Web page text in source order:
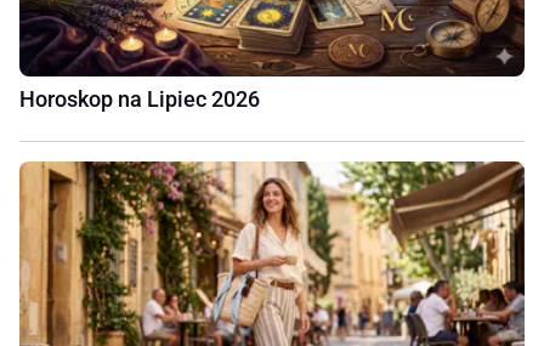
Horoskop na Lipiec 2026